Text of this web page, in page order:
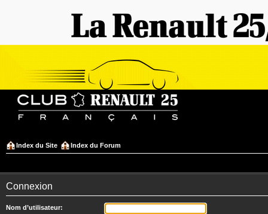
Index du Site Index du Forum
Connexion
Nom d’utilisateur: